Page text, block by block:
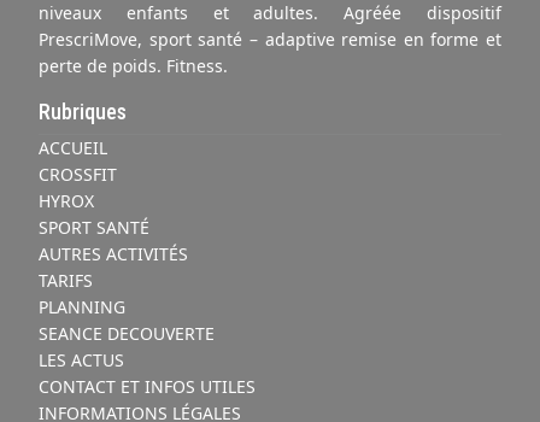
niveaux enfants et adultes. Agréée dispositif
PrescriMove, sport santé – adaptive remise en forme et
perte de poids. Fitness.
Rubriques
ACCUEIL
CROSSFIT
HYROX
SPORT SANTÉ
AUTRES ACTIVITÉS
TARIFS
PLANNING
SEANCE DECOUVERTE
LES ACTUS
CONTACT ET INFOS UTILES
INFORMATIONS LÉGALES